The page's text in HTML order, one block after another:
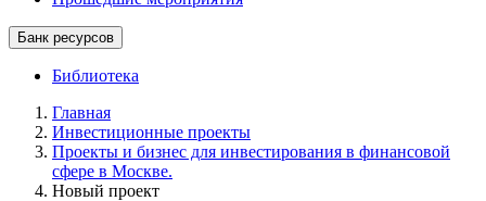
Банк ресурсов
Библиотека
Главная
Инвестиционные проекты
Проекты и бизнес для инвестирования в финансовой
сфере в Москве.
Новый проект